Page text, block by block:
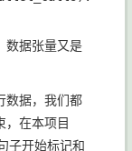
数据张量又是
数据，我们都
，在本项目
子开始标记和